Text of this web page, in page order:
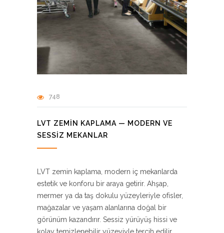
748
LVT ZEMIN KAPLAMA — MODERN VE
SESSIZ MEKANLAR
LVT zemin kaplama, modern iç mekanlarda
estetik ve konforu bir araya getirir. Ahşap,
mermer ya da taş dokulu yüzeyleriyle ofisler,
mağazalar ve yaşam alanlarına doğal bir
görünüm kazandırır. Sessiz yürüyüş hissi ve